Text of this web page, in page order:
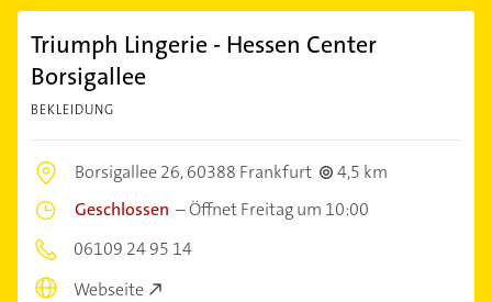
Triumph Lingerie - Hessen Center
Borsigallee
BEKLEIDUNG
Borsigallee 26,60388 Frankfurt
4,5 km
Geschlossen –Öffnet Freitag um 10:00
06109 24 95 14
Webseite